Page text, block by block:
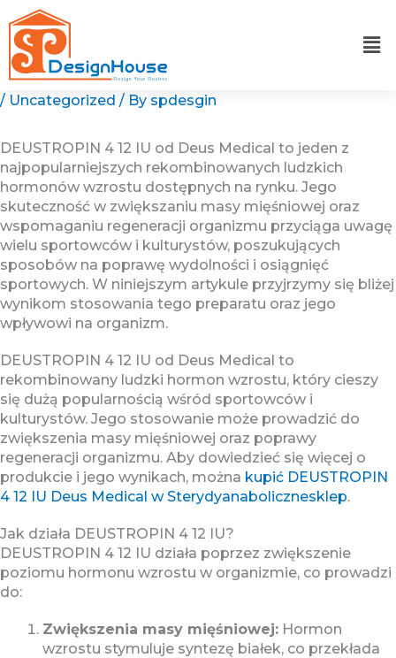
to
content
/ Uncategorized / By spdesgin
DEUSTROPIN 4 12 IU od Deus Medical to jeden z
najpopularniejszych rekombinowanych ludzkich
hormonów wzrostu dostępnych na rynku. Jego
skuteczność w zwiększaniu masy mięśniowej oraz
wspomaganiu regeneracji organizmu przyciąga uwagę
wielu sportowców i kulturystów, poszukujących
sposobów na poprawę wydolności i osiągnięć
sportowych. W niniejszym artykule przyjrzymy się bliżej
wynikom stosowania tego preparatu oraz jego
wpływowi na organizm.
DEUSTROPIN 4 12 IU od Deus Medical to
rekombinowany ludzki hormon wzrostu, który cieszy
się dużą popularnością wśród sportowców i
kulturystów. Jego stosowanie może prowadzić do
zwiększenia masy mięśniowej oraz poprawy
regeneracji organizmu. Aby dowiedzieć się więcej o
produkcie i jego wynikach, można kupić DEUSTROPIN
4 12 IU Deus Medical w Sterydyanabolicznesklep.
Jak działa DEUSTROPIN 4 12 IU?
DEUSTROPIN 4 12 IU działa poprzez zwiększenie
poziomu hormonu wzrostu w organizmie, co prowadzi
do:
Zwiększenia masy mięśniowej: Hormon
wzrostu stymuluje syntezę białek, co przekłada